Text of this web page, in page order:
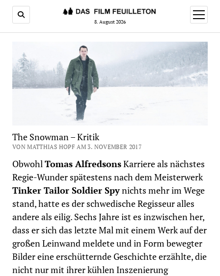
8. August 2026
Menü
öffnen
The Snowman – Kritik
VON MATTHIAS HOPF AM 3. NOVEMBER 2017
ObwohlTomas AlfredsonsKarriere als nächstes
Regie-Wunder spätestens nach dem Meisterwerk
Tinker Tailor Soldier Spynichts mehr im Wege
stand, hatte es der schwedische Regisseur alles
andere als eilig. Sechs Jahre ist es inzwischen her,
dass er sich das letzte Mal mit einem Werk auf der
großen Leinwand meldete und in Form bewegter
Bilder eine erschütternde Geschichte erzählte, die
nicht nur mit ihrer kühlen Inszenierung